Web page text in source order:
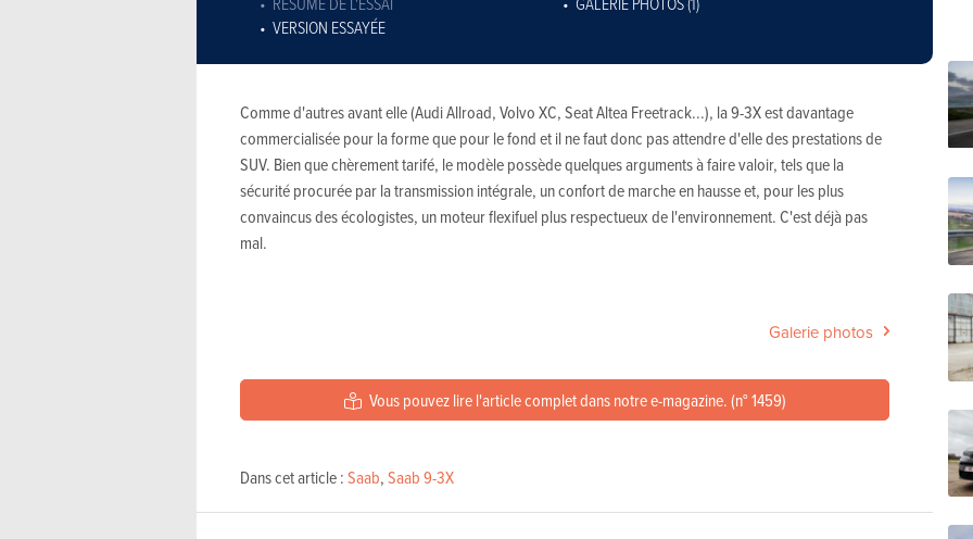
VERSION ESSAYÉE
Comme d'autres avant elle (Audi Allroad, Volvo XC, Seat Altea Freetrack...), la 9-3X est davantage
commercialisée pour la forme que pour le fond et il ne faut donc pas attendre d'elle des prestations de
SUV. Bien que chèrement tarifé, le modèle possède quelques arguments à faire valoir, tels que la
sécurité procurée par la transmission intégrale, un confort de marche en hausse et, pour les plus
convaincus des écologistes, un moteur flexifuel plus respectueux de l'environnement. C'est déjà pas
mal.
Galerie photos
Vous pouvez lire l'article complet dans notre e-magazine. (n° 1459)
Dans cet article :Saab,Saab 9-3X